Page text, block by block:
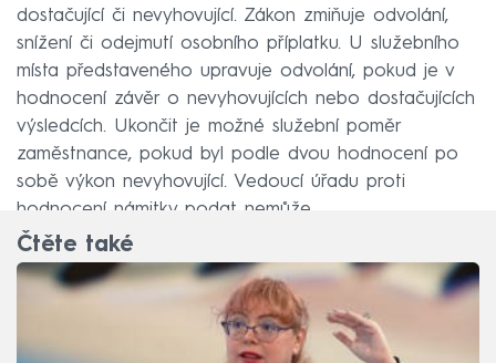
dostačující či nevyhovující. Zákon zmiňuje odvolání,
snížení či odejmutí osobního příplatku. U služebního
místa představeného upravuje odvolání, pokud je v
hodnocení závěr o nevyhovujících nebo dostačujících
výsledcích. Ukončit je možné služební poměr
zaměstnance, pokud byl podle dvou hodnocení po
sobě výkon nevyhovující. Vedoucí úřadu proti
hodnocení námitky podat nemůže.
Čtěte také